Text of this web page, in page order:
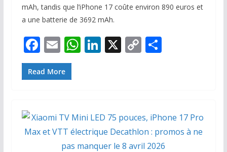
mAh, tandis que l’iPhone 17 coûte environ 890 euros et
a une batterie de 3692 mAh.
F
ac
e
o
k
E
m
ai
W
h
A
p
p
Li
n
dI
n
X C
o
Li
n
k
P
Read More